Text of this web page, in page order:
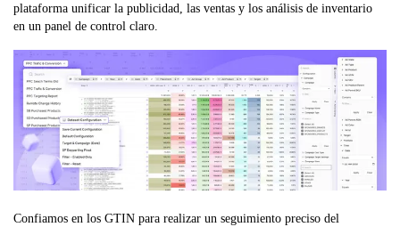
plataforma unificar la publicidad, las ventas y los análisis de inventario
en un panel de control claro.
Confiamos en los GTIN para realizar un seguimiento preciso del